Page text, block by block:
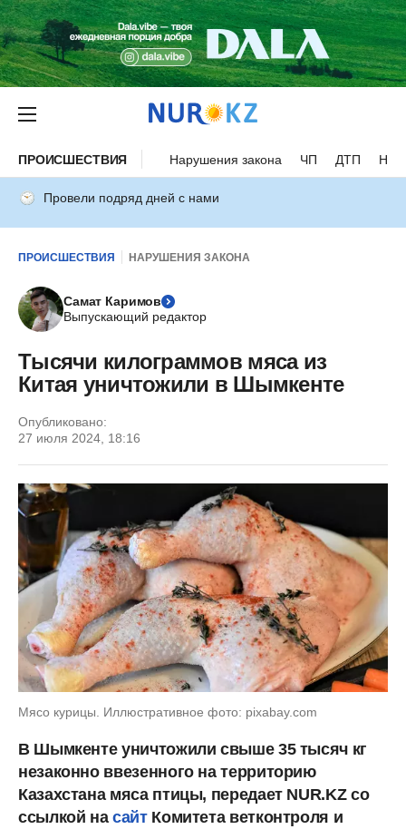
ПРОИСШЕСТВИЯ Нарушения закона ЧП ДТП
Провели подряд дней с нами
ПРОИСШЕСТВИЯ НАРУШЕНИЯ ЗАКОНА
Самат Каримов
Выпускающий редактор
Тысячи килограммов мяса из
Китая уничтожили в Шымкенте
Опубликовано:
27 июля 2024, 18:16
Мясо курицы. Иллюстративное фото: pixabay.com
В Шымкенте уничтожили свыше 35 тысяч кг
незаконно ввезенного на территорию
Казахстана мяса птицы, передает NUR.KZ со
ссылкой насайтКомитета ветконтроля и